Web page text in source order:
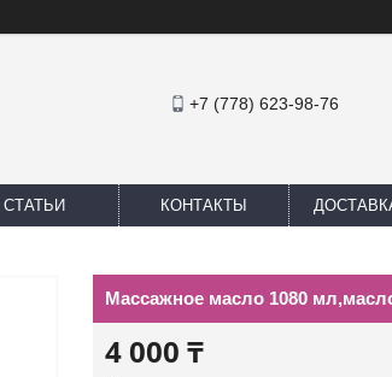
+7 (778) 623-98-76
СТАТЬИ КОНТАКТЫ
Массажное масло 1080
4 000 ₸